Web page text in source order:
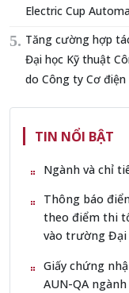
Electric Cup
Tăng cường hợp
Đại học Kỹ thuật
do Công ty Cơ
TIN NỔI BẬT
Ngành và chỉ
Thông báo
theo điểm thi
vào trường Đại
Giấy chứng
AUN-QA